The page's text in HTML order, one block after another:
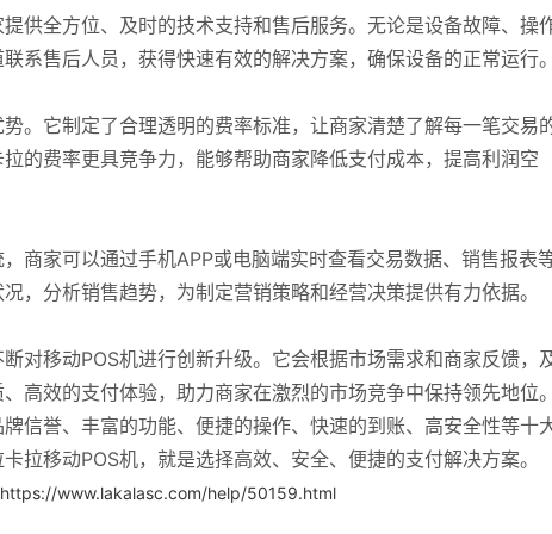
供全方位、及时的技术支持和售后服务。无论是设备故障、操
系售后人员，获得快速有效的解决方案，确保设备的正常运行。
。它制定了合理透明的费率标准，让商家清楚了解每一笔交易
的费率更具竞争力，能够帮助商家降低支付成本，提高利润空
商家可以通过手机APP或电脑端实时查看交易数据、销售报表
，分析销售趋势，为制定营销策略和经营决策提供有力依据。
对移动POS机进行创新升级。它会根据市场需求和商家反馈，
高效的支付体验，助力商家在激烈的市场竞争中保持领先地位。
信誉、丰富的功能、便捷的操作、快速的到账、高安全性等十
拉移动POS机，就是选择高效、安全、便捷的支付解决方案。
https://www.lakalasc.com/help/50159.html